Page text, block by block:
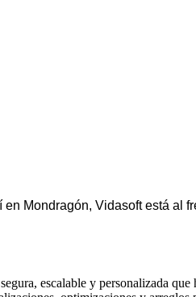
Mondragón, Vidasoft está al
escalable y personalizada